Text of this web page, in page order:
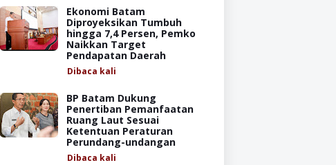
Ekonomi Batam
Diproyeksikan Tumbuh
hingga 7,4 Persen, Pemko
Naikkan Target
Pendapatan Daerah
Dibaca kali
BP Batam Dukung
Penertiban Pemanfaatan
Ruang Laut Sesuai
Ketentuan Peraturan
Perundang-undangan
Dibaca kali